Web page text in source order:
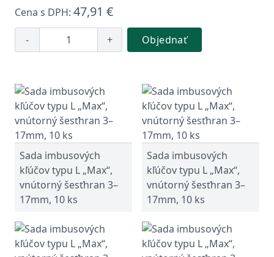
Cena s DPH: 47,91 €
- + Objednať
Sada imbusových
kľúčov typu L „Max“,
vnútorný šesťhran 3–
17mm, 10 ks
Sada imbusových
kľúčov typu L „Max“,
vnútorný šesťhran 3–
17mm, 10 ks